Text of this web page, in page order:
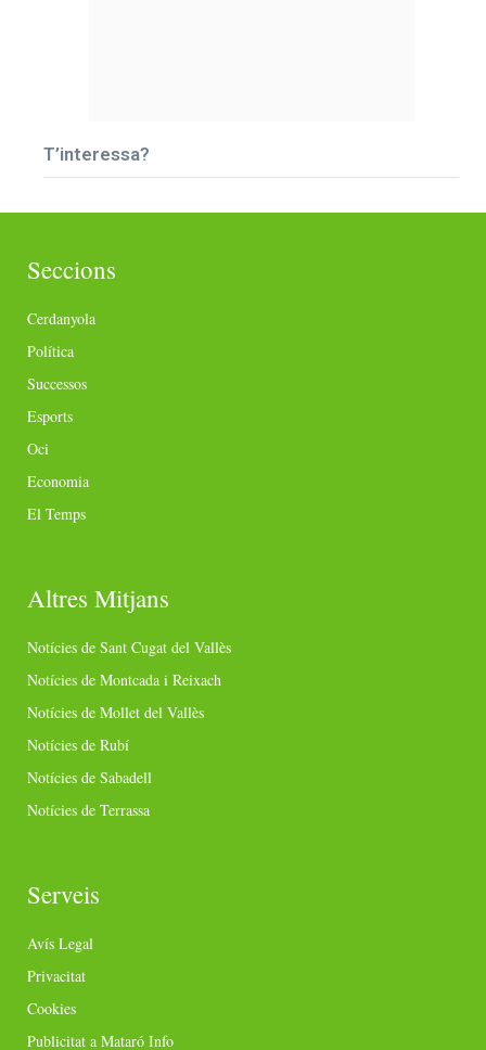
T’interessa?
Seccions
Cerdanyola
Política
Successos
Esports
Oci
Economia
El Temps
Altres Mitjans
Notícies de Sant Cugat del Vallès
Notícies de Montcada i Reixach
Notícies de Mollet del Vallès
Notícies de Rubí
Notícies de Sabadell
Notícies de Terrassa
Serveis
Avís Legal
Privacitat
Cookies
Publicitat a Mataró Info